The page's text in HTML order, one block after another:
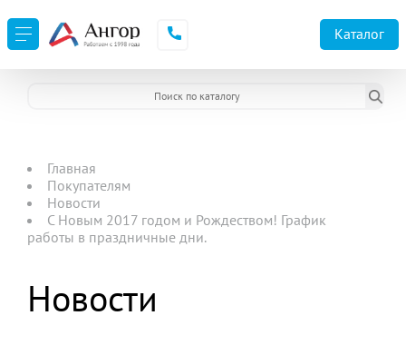
Каталог
Главная
Покупателям
Новости
С Новым 2017 годом и Рождеством! График
работы в праздничные дни.
Новости